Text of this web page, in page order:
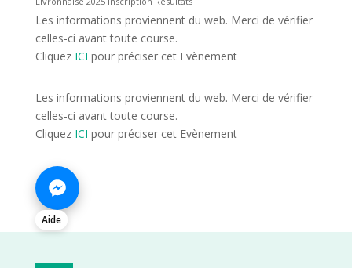
Les informations proviennent du web. Merci de vérifier
celles-ci avant toute course.
Cliquez ICI pour préciser cet Evènement
Les informations proviennent du web. Merci de vérifier
celles-ci avant toute course.
Cliquez ICI pour préciser cet Evènement
Aide